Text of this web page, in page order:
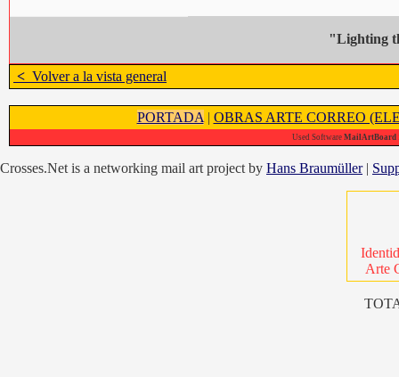
"Lighting
< Volver a la vista general
PORTADA | OBRAS ARTE CORREO
Used Software MailArtBoard
Crosses.Net is a networking mail art project by Hans Braumüller|
Arte